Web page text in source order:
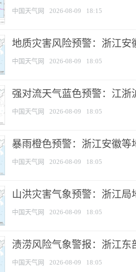
中国天气网 2026-08-09 18:15
地质灾害风险预警：浙江安
中国天气网 2026-08-09 18:05
强对流天气蓝色预警：江浙
中国天气网 2026-08-09 18:05
暴雨橙色预警：浙江安徽等
中国天气网 2026-08-09 18:05
山洪灾害气象预警：浙江
中国天气网 2026-08-09 18:05
渍涝风险气象警报：浙江
中国天气网 2026-08-09 18:05